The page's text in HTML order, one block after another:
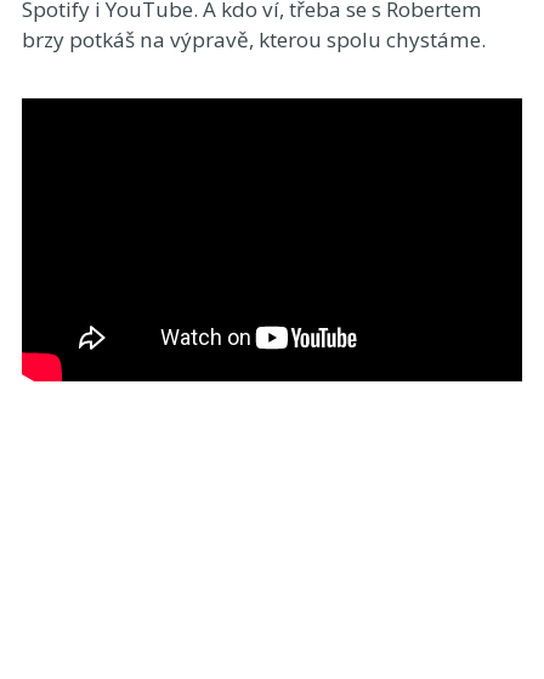
Spotify i YouTube. A kdo ví, třeba se s Robertem
brzy potkáš na výpravě, kterou spolu chystáme.